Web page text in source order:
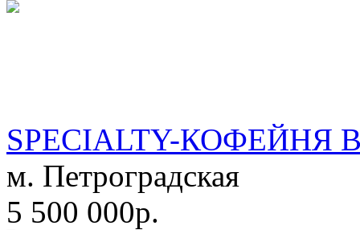
SPECIALTY-
м. Петроградская
5 500 000р.